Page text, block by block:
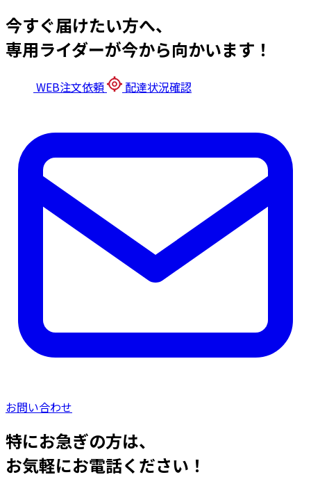
今すぐ届けたい方へ、
専用ライダーが今から向かいます！
WEB注文依頼 配達状況確認
お問い合わせ
特にお急ぎの方は、
お気軽にお電話ください！